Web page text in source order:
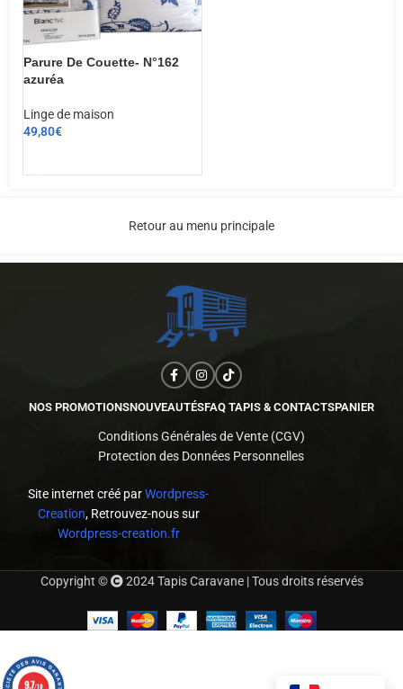
Parure De Couette- N°162
azuréa
Linge de maison
49,80€
Retour au menu principale
NOS PROMOTIONSNOUVEAUTÉSFAQ TAPIS & CONTACTSPANIER
Conditions Générales de Vente (CGV)
Protection des Données Personnelles
Site internet créé parWordpress-
Creation, Retrouvez-nous sur
Wordpress-creation.fr
Copyright © 2024 Tapis Caravane | Tous droits réservés
9.7/10